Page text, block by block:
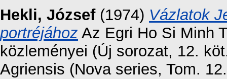
Hekli, József(1974) Vázlatok
portréjához Az Egri Ho Si Minh
közleményei (Új sorozat, 12.
Agriensis (Nova series, Tom.